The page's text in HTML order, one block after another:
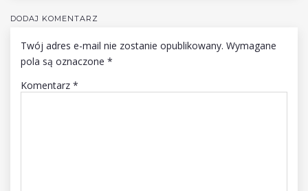
DODAJ KOMENTARZ
Twój adres e-mail nie zostanie opublikowany. Wymagane
pola są oznaczone *
Komentarz *